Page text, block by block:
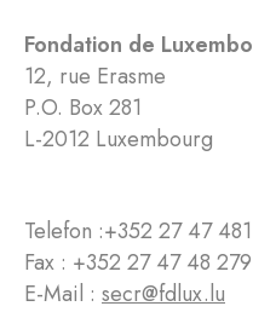
Fondation de
12, rue Erasme
P.O. Box 281
L-2012 Luxembourg
Telefon :+352 27 47 481
Fax : +352 27 47 48 279
E-Mail : secr@fdlux.lu